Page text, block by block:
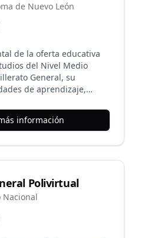
de Nuevo León
de la oferta educativa
del Nivel Medio
General, su
de aprendizaje,
educativo tiene una
con 90 créditos
de la Plataforma
NEXUS, plataforma
información
Polivirtual